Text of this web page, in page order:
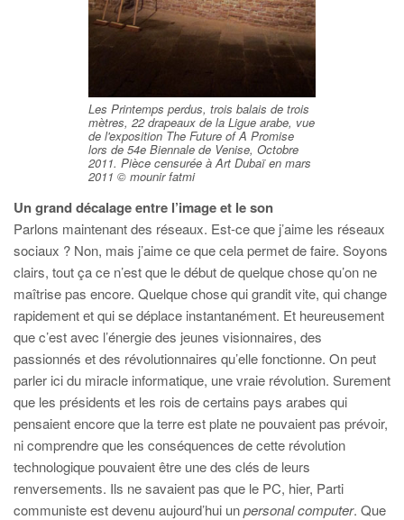
Les Printemps perdus, trois balais de trois
mètres, 22 drapeaux de la Ligue arabe, vue
de l'exposition The Future of A Promise
lors de 54e Biennale de Venise, Octobre
2011. Pièce censurée à Art Dubaï en mars
2011 © mounir fatmi
Un grand décalage entre l’image et le son
Parlons maintenant des réseaux. Est-ce que j’aime les réseaux
sociaux ? Non, mais j’aime ce que cela permet de faire. Soyons
clairs, tout ça ce n’est que le début de quelque chose qu’on ne
maîtrise pas encore. Quelque chose qui grandit vite, qui change
rapidement et qui se déplace instantanément. Et heureusement
que c’est avec l’énergie des jeunes visionnaires, des
passionnés et des révolutionnaires qu’elle fonctionne. On peut
parler ici du miracle informatique, une vraie révolution. Surement
que les présidents et les rois de certains pays arabes qui
pensaient encore que la terre est plate ne pouvaient pas prévoir,
ni comprendre que les conséquences de cette révolution
technologique pouvaient être une des clés de leurs
renversements. Ils ne savaient pas que le PC, hier, Parti
communiste est devenu aujourd’hui unpersonal computer. Que